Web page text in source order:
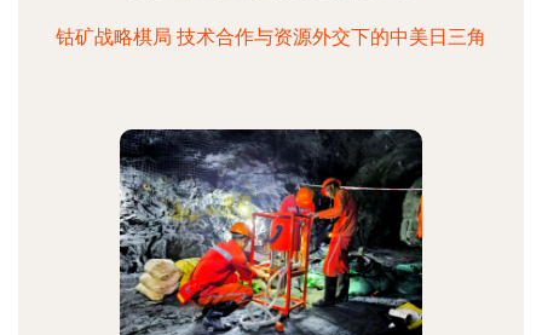
钴矿战略棋局 技术合作与资源外交下的中美日三角